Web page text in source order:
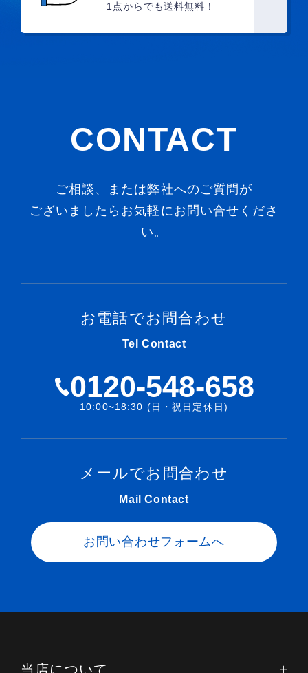
1点からでも送料無料！
CONTACT
ご相談、または弊社へのご質問が
ございましたらお気軽にお問い合せくださ
い。
お電話でお問合わせ
Tel Contact
0120-548-658
10:00~18:30 (日・祝日定休日)
メールでお問合わせ
Mail Contact
お問い合わせフォームへ
当店について